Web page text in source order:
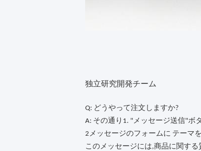
独立研究開発チーム
Q: どうやって注文しますか?
A: その通り1. "メッセージ送信"ボ
2メッセージのフォームに テーマ
このメッセージには,商品に関す